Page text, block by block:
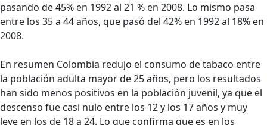
pasando de 45% en 1992 al 21 % en 2008. Lo mismo pasa
entre los 35 a 44 años, que pasó del 42% en 1992 al 18% en
2008.
En resumen Colombia redujo el consumo de tabaco entre
la población adulta mayor de 25 años, pero los resultados
han sido menos positivos en la población juvenil, ya que el
descenso fue casi nulo entre los 12 y los 17 años y muy
leve en los de 18 a 24. Lo que confirma que es en los